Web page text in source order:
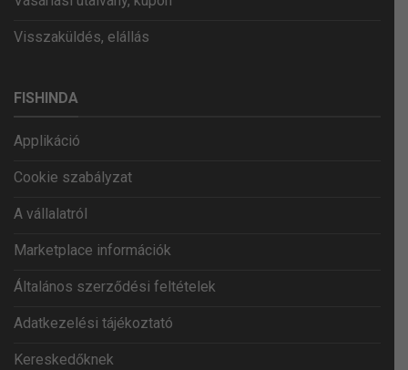
Visszaküldés, elállás
FISHINDA
Applikáció
Cookie szabályzat
A vállalatról
Marketplace információk
Általános szerződési feltételek
Adatkezelési tájékoztató
Kereskedőknek